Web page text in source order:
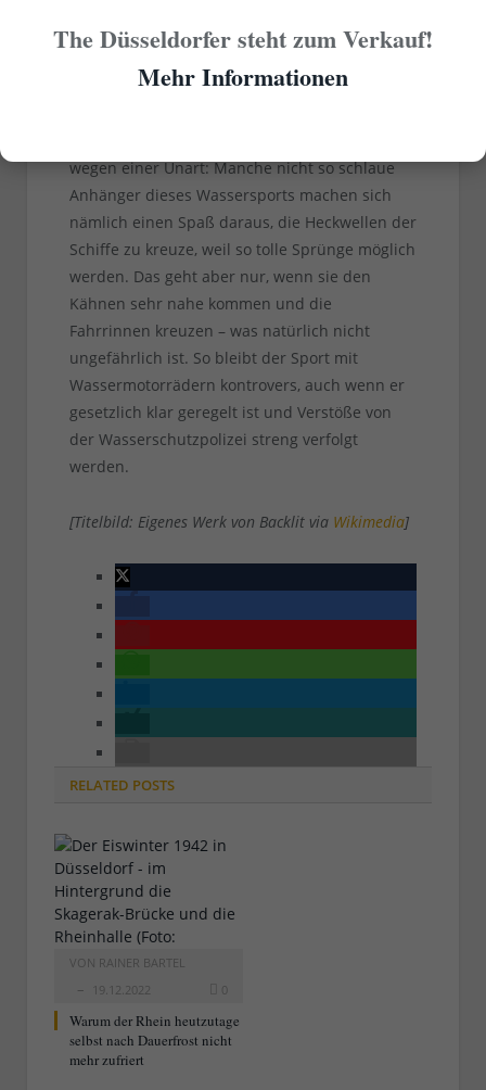
ihre Probleme mit den Jetski-Rasern, auch die
wegen einer Unart: Manche nicht so schlaue
Anhänger dieses Wassersports machen sich
nämlich einen Spaß daraus, die Heckwellen der
Schiffe zu kreuze, weil so tolle Sprünge möglich
werden. Das geht aber nur, wenn sie den
Kähnen sehr nahe kommen und die
Fahrrinnen kreuzen – was natürlich nicht
ungefährlich ist. So bleibt der Sport mit
Wassermotorrädern kontrovers, auch wenn er
gesetzlich klar geregelt ist und Verstöße von
der Wasserschutzpolizei streng verfolgt
werden.
[Titelbild: Eigenes Werk von Backlit via Wikimedia]
RELATED POSTS
VON RAINER BARTEL
19.12.2022
0
Warum der Rhein heutzutage
selbst nach Dauerfrost nicht
mehr zufriert
The Düsseldorfer steht zum Verkauf!
Mehr Informationen